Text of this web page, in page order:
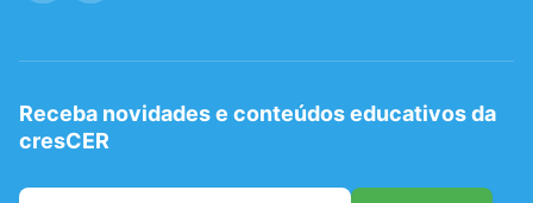
Receba novidades e conteúdos educativos da
cresCER